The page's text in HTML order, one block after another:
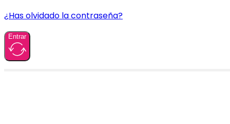
¿Has olvidado la contraseña?
Entrar